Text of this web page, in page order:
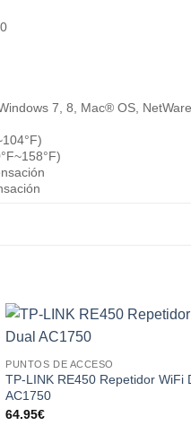
7, 8, Mac® OS,
PUNTOS DE ACCESO
TP-LINK RE450 Repetidor WiFi
AC1750
64.95€